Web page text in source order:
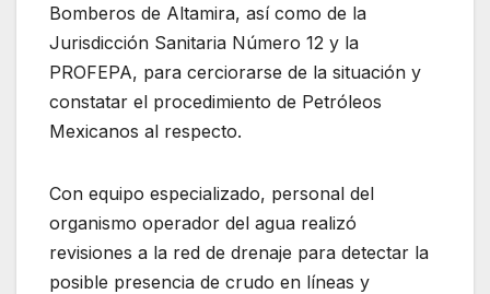
Bomberos de Altamira, así como de la
Jurisdicción Sanitaria Número 12 y la
PROFEPA, para cerciorarse de la situación y
constatar el procedimiento de Petróleos
Mexicanos al respecto.
Con equipo especializado, personal del
organismo operador del agua realizó
revisiones a la red de drenaje para detectar la
posible presencia de crudo en líneas y